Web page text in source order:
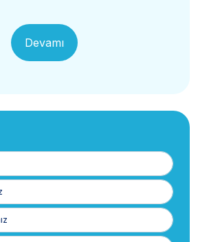
Devamı